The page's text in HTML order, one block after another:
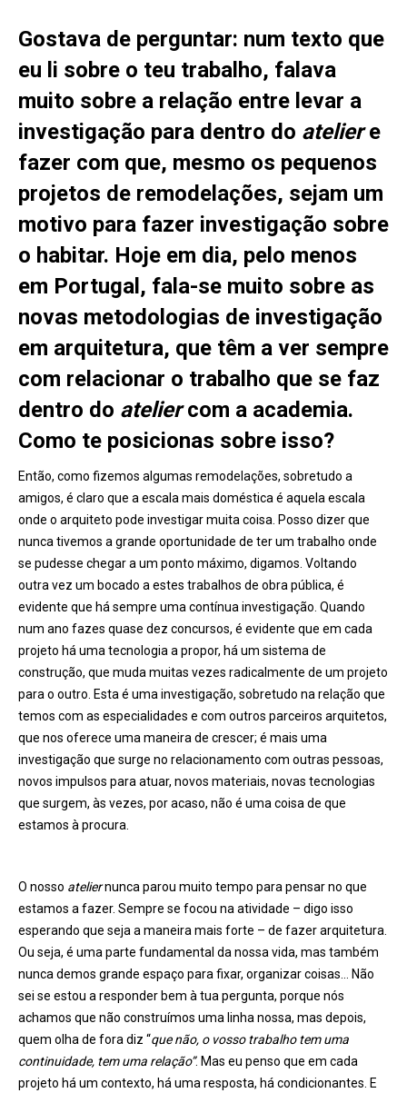
Gostava de perguntar: num texto que
eu li sobre o teu trabalho, falava
muito sobre a relação entre levar a
investigação para dentro do ateliere
fazer com que, mesmo os pequenos
projetos de remodelações, sejam um
motivo para fazer investigação sobre
o habitar. Hoje em dia, pelo menos
em Portugal, fala-se muito sobre as
novas metodologias de investigação
em arquitetura, que têm a ver sempre
com relacionar o trabalho que se faz
dentro do ateliercom a academia.
Como te posicionas sobre isso?
Então, como fizemos algumas remodelações, sobretudo a
amigos, é claro que a escala mais doméstica é aquela escala
onde o arquiteto pode investigar muita coisa. Posso dizer que
nunca tivemos a grande oportunidade de ter um trabalho onde
se pudesse chegar a um ponto máximo, digamos. Voltando
outra vez um bocado a estes trabalhos de obra pública, é
evidente que há sempre uma contínua investigação. Quando
num ano fazes quase dez concursos, é evidente que em cada
projeto há uma tecnologia a propor, há um sistema de
construção, que muda muitas vezes radicalmente de um projeto
para o outro. Esta é uma investigação, sobretudo na relação que
temos com as especialidades e com outros parceiros arquitetos,
que nos oferece uma maneira de crescer; é mais uma
investigação que surge no relacionamento com outras pessoas,
novos impulsos para atuar, novos materiais, novas tecnologias
que surgem, às vezes, por acaso, não é uma coisa de que
estamos à procura.
O nosso ateliernunca parou muito tempo para pensar no que
estamos a fazer. Sempre se focou na atividade – digo isso
esperando que seja a maneira mais forte – de fazer arquitetura.
Ou seja, é uma parte fundamental da nossa vida, mas também
nunca demos grande espaço para fixar, organizar coisas… Não
sei se estou a responder bem à tua pergunta, porque nós
achamos que não construímos uma linha nossa, mas depois,
quem olha de fora diz “que não, o vosso trabalho tem uma
continuidade, tem uma relação”. Mas eu penso que em cada
projeto há um contexto, há uma resposta, há condicionantes. E